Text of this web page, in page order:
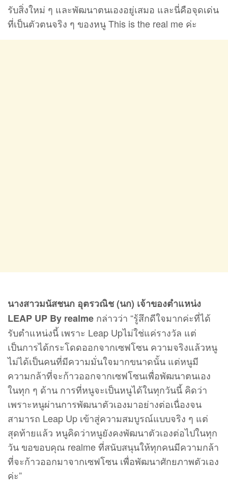
รับสิ่งใหม่ ๆ และพัฒนาตนเองอยู่เสมอ และนี่คือจุดเด่น
ที่เป็นตัวตนจริง ๆ ของหนู This is the real me ค่ะ
นางสาวมนัสชนก อุตรวณิช (นก) เจ้าของตำแหน่ง
LEAP UP By realme กล่าวว่า “รู้สึกดีใจมากค่ะที่ได้
รับตำแหน่งนี้ เพราะ Leap Upไม่ใช่แค่รางวัล แต่
เป็นการได้กระโดดออกจากเซฟโซน ความจริงแล้วหนู
ไม่ได้เป็นคนที่มีความมั่นใจมากขนาดนั้น แต่หนูมี
ความกล้าที่จะก้าวออกจากเซฟโซนเพื่อพัฒนาตนเอง
ในทุก ๆ ด้าน การที่หนูจะเป็นหนูได้ในทุกวันนี้ คิดว่า
เพราะหนูผ่านการพัฒนาตัวเองมาอย่างต่อเนื่องจน
สามารถ Leap Up เข้าสู่ความสมบูรณ์แบบจริง ๆ แต่
สุดท้ายแล้ว หนูคิดว่าหนูยังคงพัฒนาตัวเองต่อไปในทุก
วัน ขอขอบคุณ realme ที่สนับสนุนให้ทุกคนมีความกล้า
ที่จะก้าวออกมาจากเซฟโซน เพื่อพัฒนาศักยภาพตัวเอง
ค่ะ”